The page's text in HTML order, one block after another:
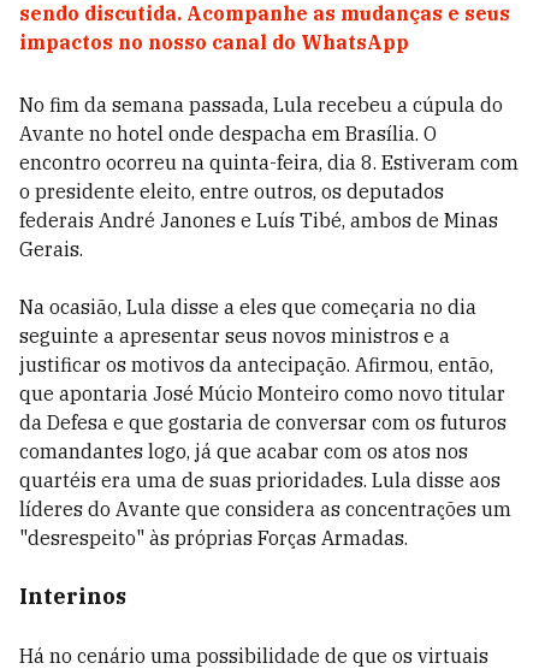
sendo discutida. Acompanhe as mudanças e seus
impactos no nosso canal do WhatsApp
No fim da semana passada, Lula recebeu a cúpula do
Avante no hotel onde despacha em Brasília. O
encontro ocorreu na quinta-feira, dia 8. Estiveram com
o presidente eleito, entre outros, os deputados
federais André Janones e Luís Tibé, ambos de Minas
Gerais.
Na ocasião, Lula disse a eles que começaria no dia
seguinte a apresentar seus novos ministros e a
justificar os motivos da antecipação. Afirmou, então,
que apontaria José Múcio Monteiro como novo titular
da Defesa e que gostaria de conversar com os futuros
comandantes logo, já que acabar com os atos nos
quartéis era uma de suas prioridades. Lula disse aos
líderes do Avante que considera as concentrações um
"desrespeito" às próprias Forças Armadas.
Interinos
Há no cenário uma possibilidade de que os virtuais